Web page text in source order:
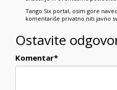
Tango Six portal, osim gore
komentariše privatno niti javno
Ostavite
Komentar*